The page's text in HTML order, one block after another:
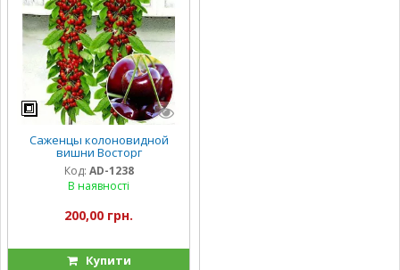
Саженцы колоновидной
вишни Восторг
Код: AD-1238
В наявності
200,00 грн.
Купити